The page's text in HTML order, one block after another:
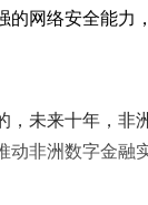
网络安全能力
未来十年，非
非洲数字金融